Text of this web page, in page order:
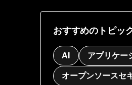
おすすめのトピッ
AI
アプリケー
オープンソースセ